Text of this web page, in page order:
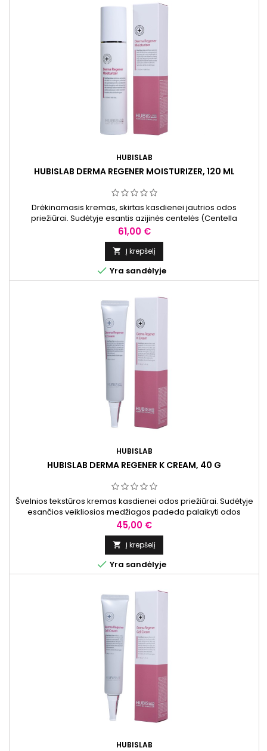
HUBISLAB
HUBISLAB DERMA REGENER MOISTURIZER, 120 ML
Drėkinamasis kremas, skirtas kasdienei jautrios odos
priežiūrai. Sudėtyje esantis azijinės centelės (Centella
Asiatica) ekstraktas padeda palaikyti odos drėgmės balansą
ir komforto jausmą.
Kaina
61,00 €
 Į krepšelį
 Yra sandėlyje
HUBISLAB
HUBISLAB DERMA REGENER K CREAM, 40 G
Švelnios tekstūros kremas kasdienei odos priežiūrai. Sudėtyje
esančios veikliosios medžiagos padeda palaikyti odos
komfortą ir apsaugoti ją nuo išorinių aplinkos veiksnių.
Priemonė skirta jautriai odai.
Kaina
45,00 €
 Į krepšelį
 Yra sandėlyje
HUBISLAB